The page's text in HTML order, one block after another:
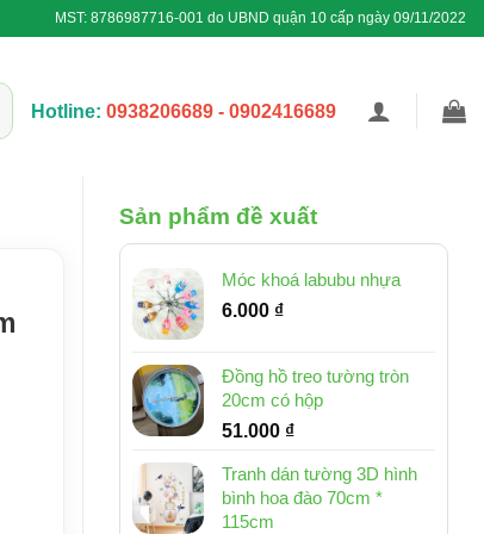
MST: 8786987716-001 do UBND quận 10 cấp ngày 09/11/2022
Hotline: 0938206689 - 0902416689
Sản phẩm đề xuất
Móc khoá labubu nhựa
6.000 ₫
Đồng hồ treo tường tròn
20cm có hộp
51.000 ₫
Tranh dán tường 3D hình
bình hoa đào 70cm *
115cm